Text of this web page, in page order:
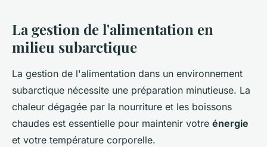
La gestion de l'alimentation en
milieu subarctique
La gestion de l'alimentation dans un environnement
subarctique nécessite une préparation minutieuse. La
chaleur dégagée par la nourriture et les boissons
chaudes est essentielle pour maintenir votre énergie
et votre température corporelle.